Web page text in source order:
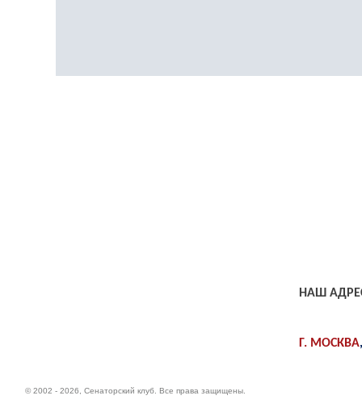
© 2002 - 2026, Сенаторский клуб. Все права защищены.
НАШ
Г. МОСКВА